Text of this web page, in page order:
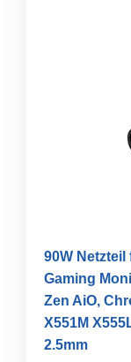
90W Netzteil
Gaming
Zen AiO,
X551M
2.5mm